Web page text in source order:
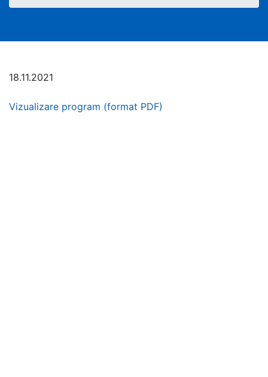
18.11.2021
Vizualizare program (format PDF)